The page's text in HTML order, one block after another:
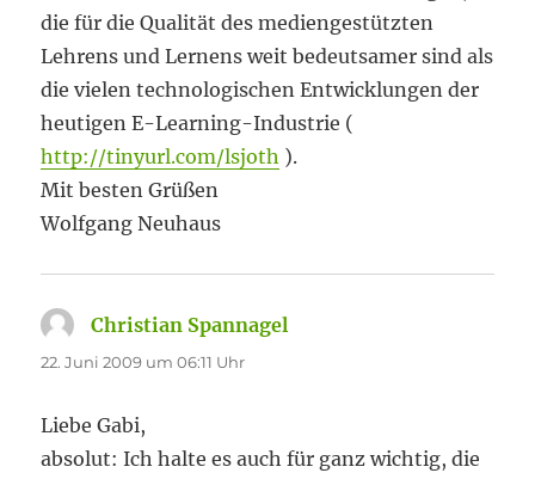
die für die Qualität des mediengestützten
Lehrens und Lernens weit bedeutsamer sind als
die vielen technologischen Entwicklungen der
heutigen E-Learning-Industrie (
http://tinyurl.com/lsjoth ).
Mit besten Grüßen
Wolfgang Neuhaus
Christian Spannagel
22. Juni 2009 um 06:11 Uhr
Liebe Gabi,
absolut: Ich halte es auch für ganz wichtig, die